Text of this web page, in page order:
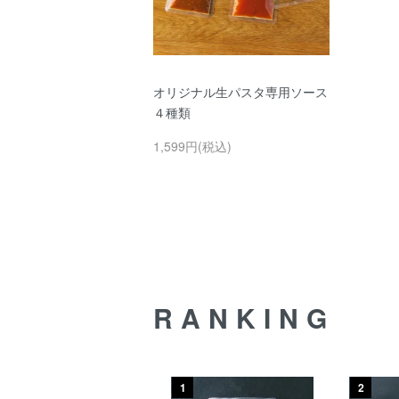
オリジナル生パスタ専用ソース
４種類
1,599円(税込)
RANKING
1 2